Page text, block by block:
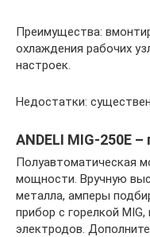
Преимущества:
охлаждения рабочих
настроек.
Недостатки:
ANDELI MIG-250E
Полуавтоматическая
мощности. Вручную
металла, амперы
прибор с горелкой
электродов.